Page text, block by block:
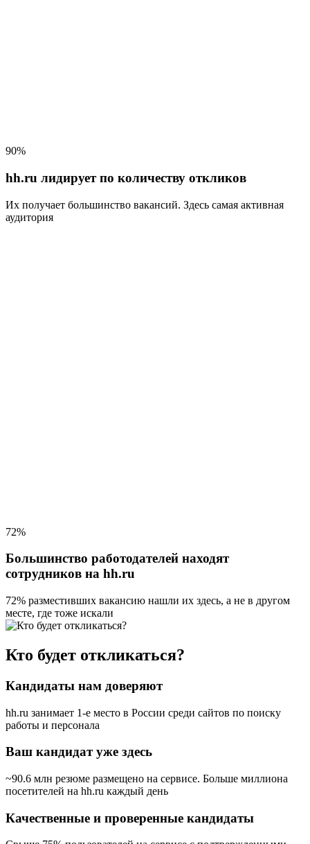
90%
hh.ru лидирует по количеству откликов
Их получает большинство вакансий. Здесь самая активная
аудитория
72%
Большинство работодателей находят
сотрудников на hh.ru
72% разместивших вакансию нашли их здесь, а не в другом
месте, где тоже искали
Кто будет откликаться?
Кандидаты нам доверяют
hh.ru занимает 1-е место в России среди сайтов по поиску
работы и персонала
Ваш кандидат уже здесь
~90.6 млн резюме размещено на сервисе. Больше миллиона
посетителей на hh.ru каждый день
Качественные и проверенные кандидаты